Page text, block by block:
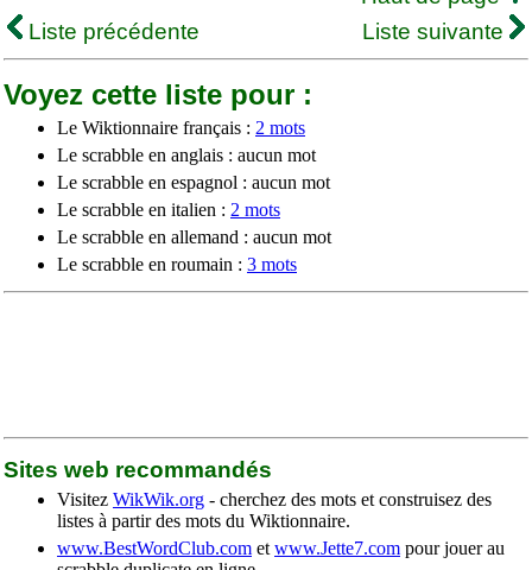
Liste précédente
Liste suivante
Voyez cette liste pour :
Le Wiktionnaire français : 2 mots
Le scrabble en anglais : aucun mot
Le scrabble en espagnol : aucun mot
Le scrabble en italien : 2 mots
Le scrabble en allemand : aucun mot
Le scrabble en roumain : 3 mots
Sites web recommandés
Visitez WikWik.org - cherchez des mots et construisez des
listes à partir des mots du Wiktionnaire.
www.BestWordClub.com et www.Jette7.com pour jouer au